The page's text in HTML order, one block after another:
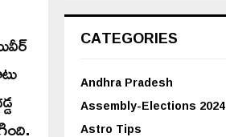
CATEGORIES
Andhra Pradesh
Assembly-Elections 2024
Astro Tips